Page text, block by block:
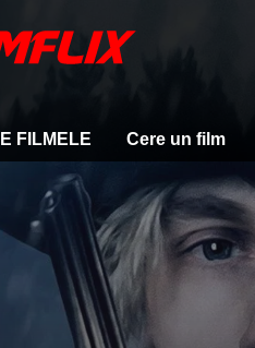
FILMELE Cere un film